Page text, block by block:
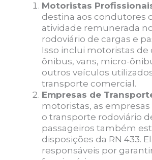
Motoristas
destina aos condutores
atividade remunerada
rodoviário de cargas e
Isso inclui motoristas de
ônibus, vans, micro-
outros veículos
transporte comercial.
Empresas de
motoristas, as
o transporte rodoviário
passageiros também
disposições da RN 433.
responsáveis por